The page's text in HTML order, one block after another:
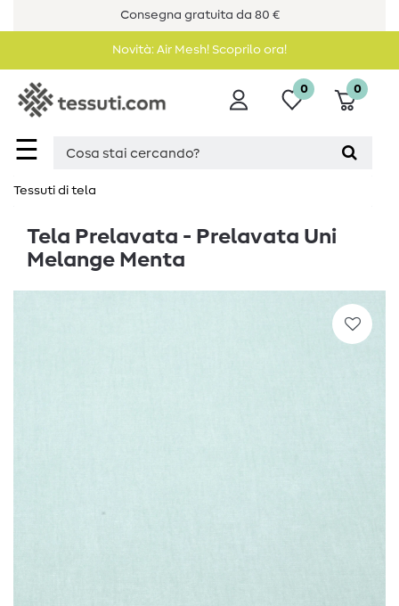
Consegna gratuita da 80 €
Novità: Air Mesh! Scoprilo ora!
☰
0 0
Tessuti di tela
Tela Prelavata - Prelavata Uni
Melange Menta